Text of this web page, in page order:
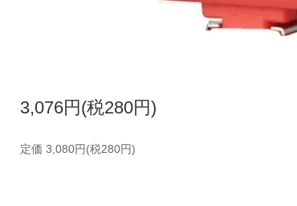
3,076円(税280円)
定価 3,080円(税280円)